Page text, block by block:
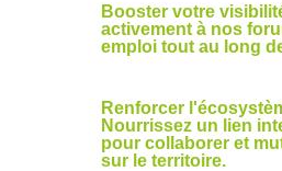
Booster votre
activement à nos
emploi tout au long
Renforcer
Nourrissez un lien
pour collaborer et
sur le territoire.